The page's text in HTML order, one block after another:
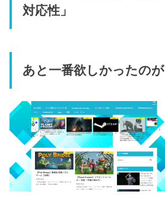
対応性」
あと一番欲しかったのが